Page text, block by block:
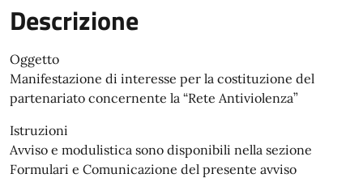
Descrizione
Oggetto
Manifestazione di interesse per la costituzione del
partenariato concernente la “Rete Antiviolenza”
Istruzioni
Avviso e modulistica sono disponibili nella sezione
Formulari e Comunicazione del presente avviso